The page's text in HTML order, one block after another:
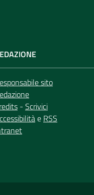
sito
- Scrivici
e RSS